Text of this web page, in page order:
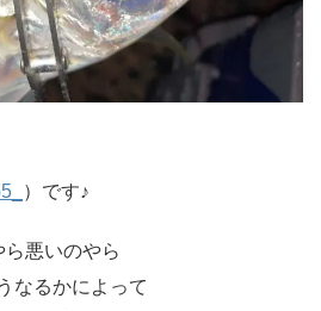
）です♪
悪いのやら
なるかによって